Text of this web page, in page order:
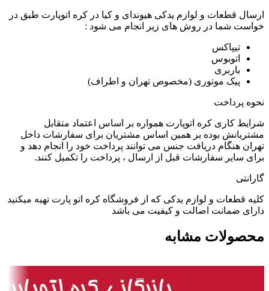
ارسال قطعات و لوازم یدکی هیوندای و کیا در کره اتوپارت طبق در
خواست شما در روش های زیر انجام می شود :
تیپاکس
اتوبوس
باربری
پیک موتوری (مخصوص تهران و اطراف)
نحوه پرداخت
شرایط کاری کره اتوپارت همواره بر اساس اعتماد متقابل
مشتریانش بوده بر همین اساس مشتریان برای سفارشات داخل
تهران هنگام دریافت جنس می توانند پرداخت خود را انجام دهد و
برای سایر سفارشات قبل از ارسال ، پرداخت را تکمیل کنند.
گارانتی
کلیه قطعات و لوازم یدکی که از فروشگاه کره اتو پارت تهیه میکنید
دارای ضمانت اصالت و کیفیت می باشد
محصولات مشابه